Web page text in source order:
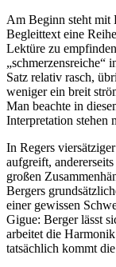
Am Beginn steht mit
Begleittext eine
Lektüre zu
„schmerzensreiche“
Satz relativ rasch,
weniger ein breit
Man beachte in
Interpretation stehen
In Regers
aufgreift,
großen
Bergers
einer gewissen
Gigue: Berger lässt
arbeitet die
tatsächlich kommt